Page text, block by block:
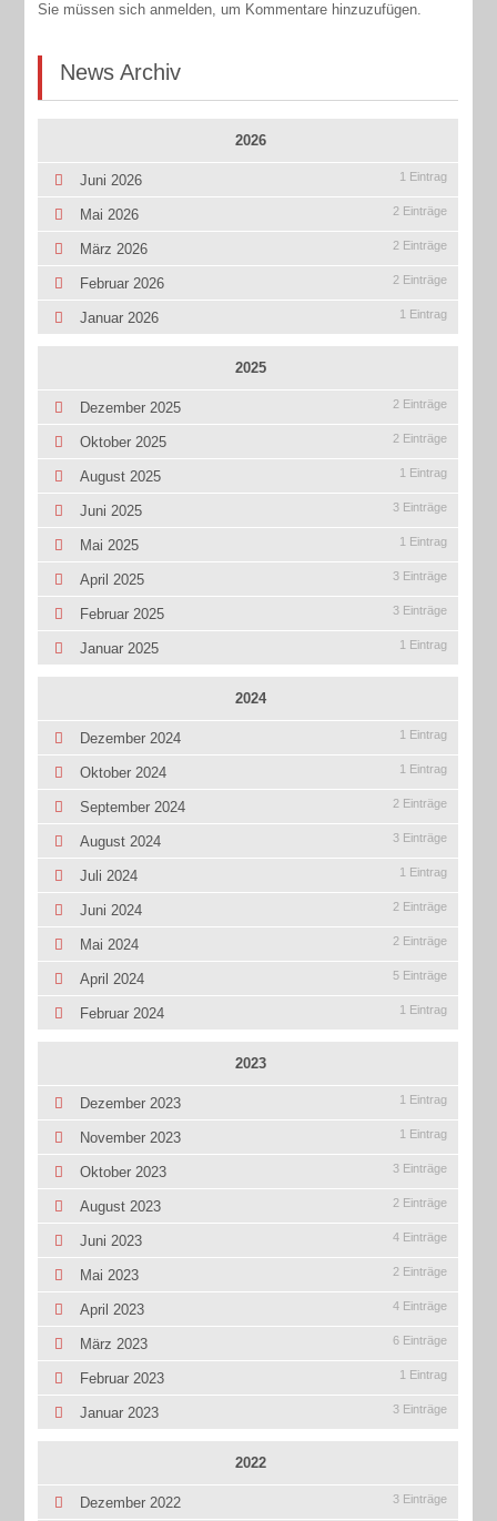
Sie müssen sich anmelden, um Kommentare hinzuzufügen.
News Archiv
2026
Juni 2026 1 Eintrag
Mai 2026 2 Einträge
März 2026 2 Einträge
Februar 2026 2 Einträge
Januar 2026 1 Eintrag
2025
Dezember 2025 2 Einträge
Oktober 2025 2 Einträge
August 2025 1 Eintrag
Juni 2025 3 Einträge
Mai 2025 1 Eintrag
April 2025 3 Einträge
Februar 2025 3 Einträge
Januar 2025 1 Eintrag
2024
Dezember 2024 1 Eintrag
Oktober 2024 1 Eintrag
September 2024 2 Einträge
August 2024 3 Einträge
Juli 2024 1 Eintrag
Juni 2024 2 Einträge
Mai 2024 2 Einträge
April 2024 5 Einträge
Februar 2024 1 Eintrag
2023
Dezember 2023 1 Eintrag
November 2023 1 Eintrag
Oktober 2023 3 Einträge
August 2023 2 Einträge
Juni 2023 4 Einträge
Mai 2023 2 Einträge
April 2023 4 Einträge
März 2023 6 Einträge
Februar 2023 1 Eintrag
Januar 2023 3 Einträge
2022
Dezember 2022 3 Einträge